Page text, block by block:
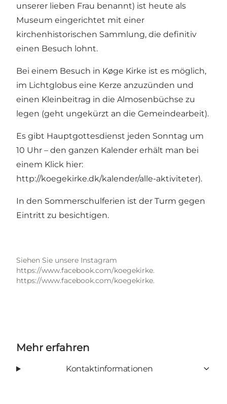
unserer lieben Frau benannt) ist heute als
Museum eingerichtet mit einer
kirchenhistorischen Sammlung, die definitiv
einen Besuch lohnt.
Bei einem Besuch in Køge Kirke ist es möglich,
im Lichtglobus eine Kerze anzuzünden und
einen Kleinbeitrag in die Almosenbüchse zu
legen (geht ungekürzt an die Gemeindearbeit).
Es gibt Hauptgottesdienst jeden Sonntag um
10 Uhr – den ganzen Kalender erhält man bei
einem Klick hier:
http://koegekirke.dk/kalender/alle-aktiviteter).
In den Sommerschulferien ist der Turm gegen
Eintritt zu besichtigen.
Siehen Sie unsere Instagram
https://www.facebook.com/koegekirke.
https://www.facebook.com/koegekirke.
Mehr erfahren
Kontaktinformationen